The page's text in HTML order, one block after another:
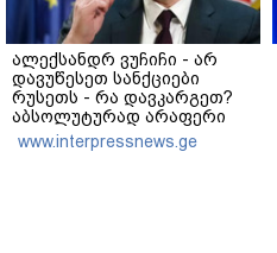
ალექსანდრ ვუჩიჩი - არ
დავუწესეთ სანქციები
რუსეთს - რა დავკარგეთ?
აბსოლუტურად არაფერი
www.interpressnews.ge